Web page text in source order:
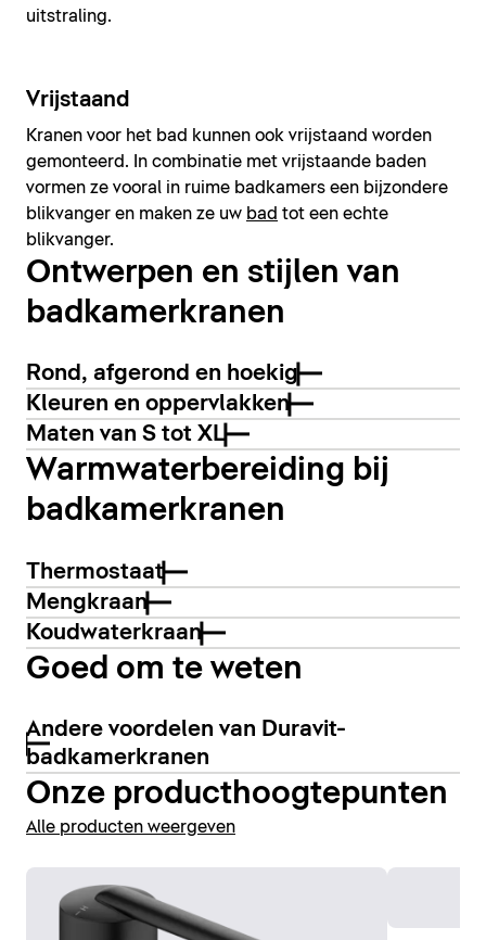
uitstraling.
Vrijstaand
Kranen voor het bad kunnen ook vrijstaand worden
gemonteerd. In combinatie met vrijstaande baden
vormen ze vooral in ruime badkamers een bijzondere
blikvanger en maken ze uw bad tot een echte
blikvanger.
Ontwerpen en stijlen van
badkamerkranen
Rond, afgerond en hoekig
Kleuren en oppervlakken
Maten van S tot XL
Warmwaterbereiding bij
badkamerkranen
Thermostaat
Mengkraan
Koudwaterkraan
Goed om te weten
Andere voordelen van Duravit-
badkamerkranen
Onze producthoogtepunten
Alle producten weergeven